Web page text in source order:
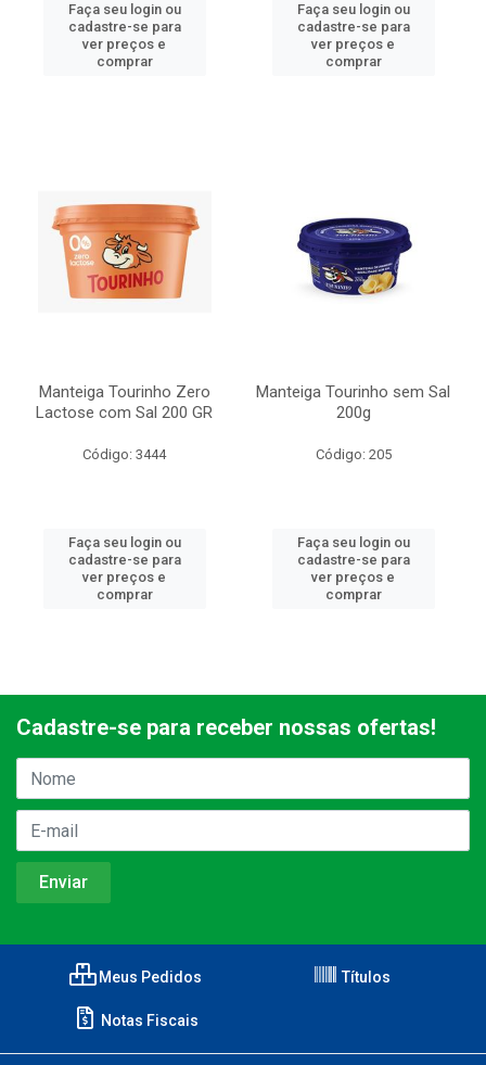
Faça seu login ou
cadastre-se para
ver preços e
comprar
Faça seu login ou
cadastre-se para
ver preços e
comprar
Manteiga Tourinho Zero
Lactose com Sal 200 GR
Código: 3444
Faça seu login ou
cadastre-se para
ver preços e
comprar
Manteiga Tourinho sem Sal
200g
Código: 205
Faça seu login ou
cadastre-se para
ver preços e
comprar
Cadastre-se para receber nossas ofertas!
Meus Pedidos Títulos
Notas Fiscais